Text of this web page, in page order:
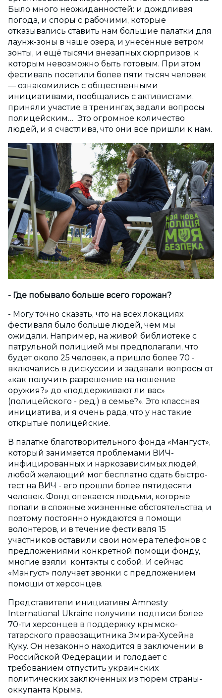
Было много неожиданностей: и дождливая
погода, и споры с рабочими, которые
отказывались ставить нам большие палатки для
лаунж-зоны в чаше озера, и унесённые ветром
зонты, и ещё тысячи внезапных сюрпризов, к
которым невозможно быть готовым. При этом
фестиваль посетили более пяти тысяч человек
— ознакомились с общественными
инициативами, пообщались с активистами,
приняли участие в тренингах, задали вопросы
полицейским… Это огромное количество
людей, и я счастлива, что они все пришли к нам.
- Где побывало больше всего горожан?
- Могу точно сказать, что на всех локациях
фестиваля было больше людей, чем мы
ожидали. Например, на живой библиотеке с
патрульной полицией мы предполагали, что
будет около 25 человек, а пришло более 70 -
включались в дискуссии и задавали вопросы от
«как получить разрешение на ношение
оружия?» до «поддерживают ли вас»
(полицейского - ред.) в семье?». Это классная
инициатива, и я очень рада, что у нас такие
открытые полицейские.
В палатке благотворительного фонда «Мангуст»,
который занимается проблемами ВИЧ-
инфицированных и наркозависимых людей,
любой желающий мог бесплатно сдать быстро-
тест на ВИЧ - его прошли более пятидесяти
человек. Фонд опекается людьми, которые
попали в сложные жизненные обстоятельства, и
поэтому постоянно нуждаются в помощи
волонтеров, и в течение фестиваля 15
участников оставили свои номера телефонов с
предложениями конкретной помощи фонду,
многие взяли контакты с собой. И сейчас
«Мангуст» получает звонки с предложением
помощи от херсонцев.
Представители инициативы Amnesty
International Ukraine получили подписи более
70-ти херсонцев в поддержку крымско-
татарского правозащитника Эмира-Хусейна
Куку. Он незаконно находится в заключении в
Российской Федерации и голодает с
требованием отпустить украинских
политических заключенных из тюрем страны-
оккупанта Крыма.